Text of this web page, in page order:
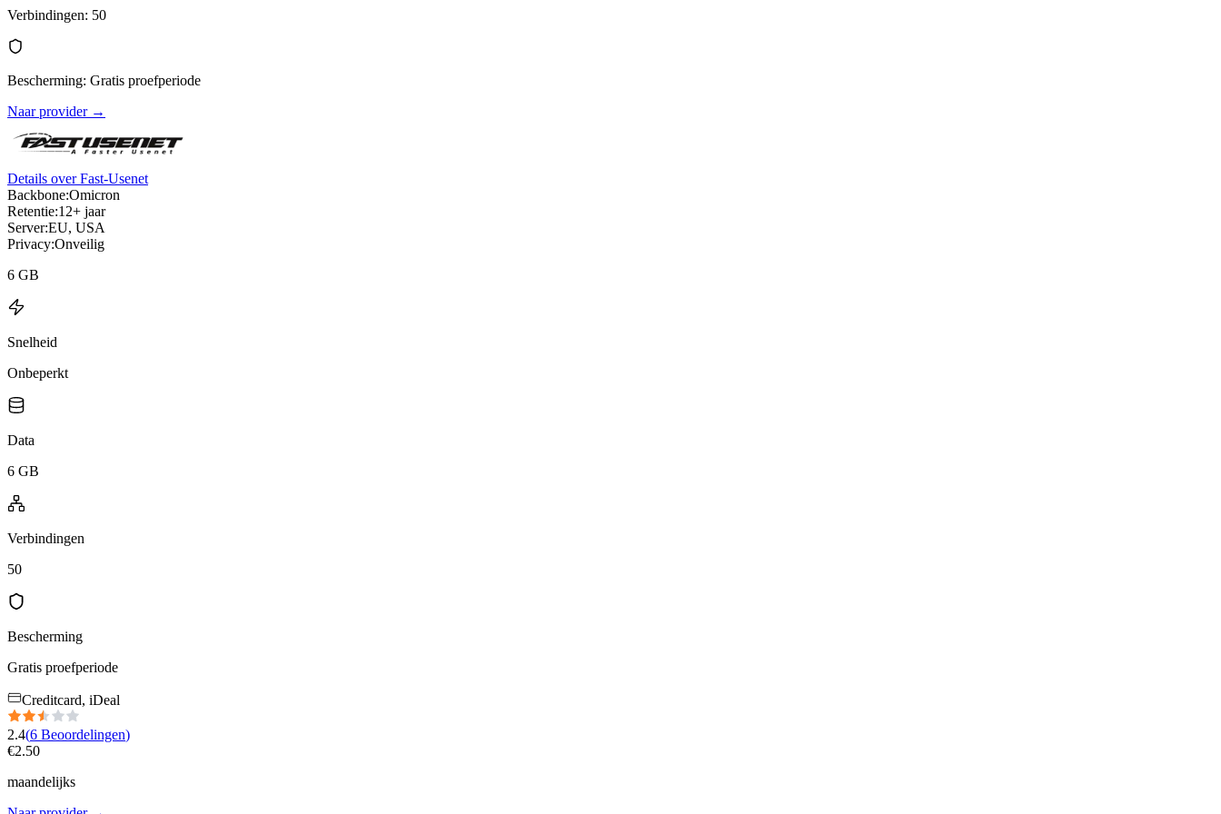
Verbindingen: 50
Bescherming: Gratis proefperiode
Naar provider→
Details over Fast-Usenet
Backbone:Omicron
Retentie:12+ jaar
Server:EU, USA
Privacy:Onveilig
6 GB
Snelheid
Onbeperkt
Data
6 GB
Verbindingen
50
Bescherming
Gratis proefperiode
Creditcard, iDeal
2.4(6 Beoordelingen)
€2.50
maandelijks